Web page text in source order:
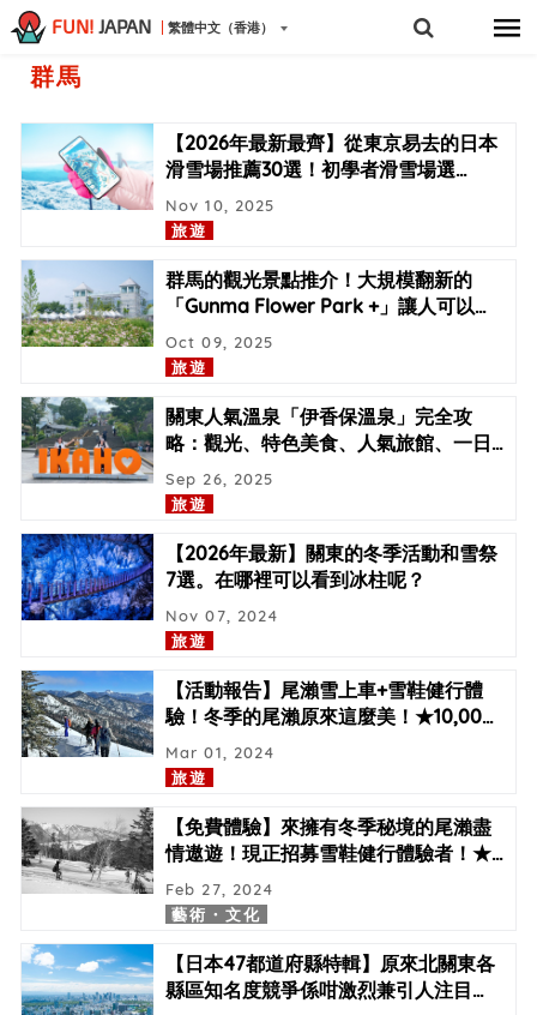
FUN! JAPAN 繁體中文（香港）
群馬
【2026年最新最齊】從東京易去的日本
滑雪場推薦30選！初學者滑雪場選…
旅遊
Nov 10, 2025
群馬的觀光景點推介！大規模翻新的
「Gunma Flower Park +」讓人可以…
旅遊
Oct 09, 2025
關東人氣溫泉「伊香保溫泉」完全攻
略：觀光、特色美食、人氣旅館、一日…
旅遊
Sep 26, 2025
【2026年最新】關東的冬季活動和雪祭
7選。在哪裡可以看到冰柱呢？
旅遊
Nov 07, 2024
【活動報告】尾瀨雪上車+雪鞋健行體
驗！冬季的尾瀨原來這麼美！★10,00…
旅遊
Mar 01, 2024
【免費體驗】來擁有冬季秘境的尾瀨盡
情遨遊！現正招募雪鞋健行體驗者！★…
藝術・文化
Feb 27, 2024
【日本47都道府縣特輯】原來北關東各
縣區知名度競爭係咁激烈兼引人注目…